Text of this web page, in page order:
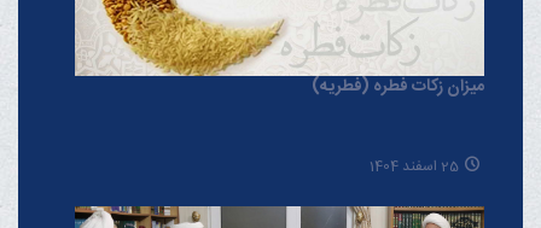
میزان زکات فطره (فطریه)
25 اسفند 1404